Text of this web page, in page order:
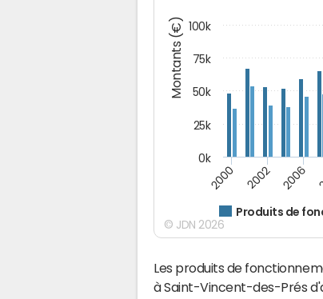
Montants (€)
Produits de
2000 2002 2006
0k
25k
50k
75k
100k
© JDN 2026
Les produits de
à Saint-Vincent-des-Prés